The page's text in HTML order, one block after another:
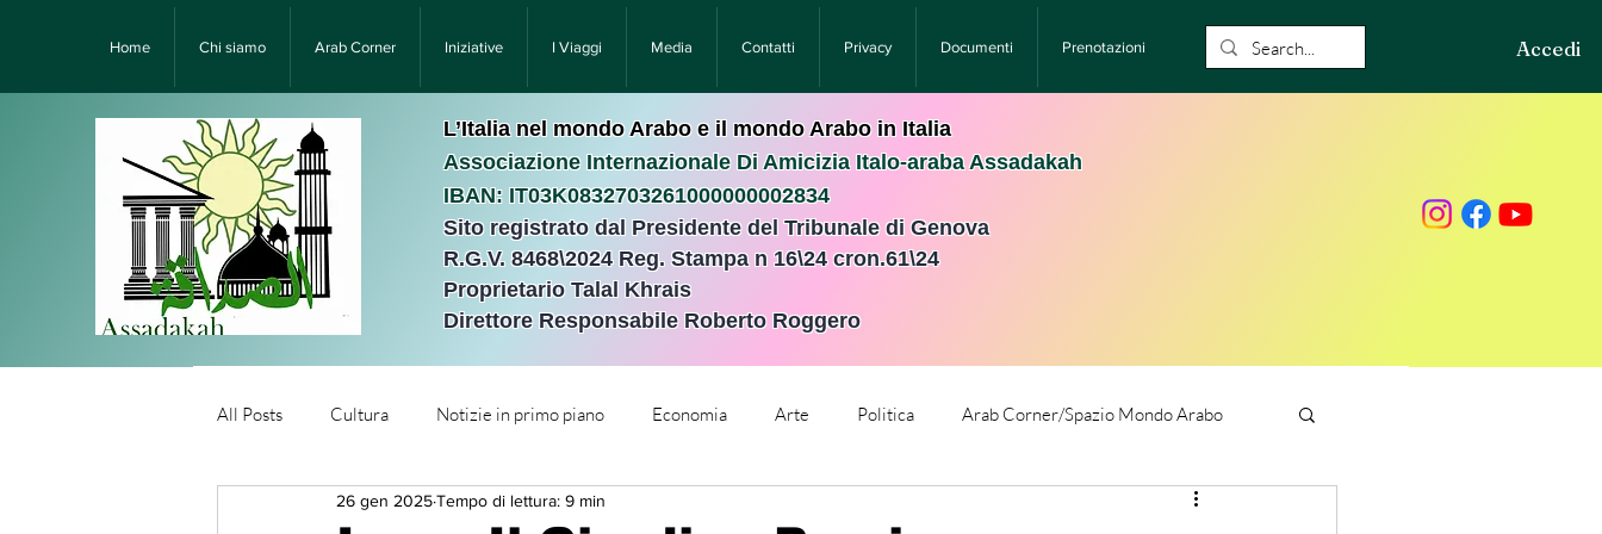
Home Chi siamo Arab Corner Iniziative I Viaggi Media Contatti Privacy Documenti Prenotazioni Accedi
L’Italia nel mondo Arabo e il mondo Arabo in Italia
Associazione Internazionale Di Amicizia Italo-araba Assadakah
IBAN: IT03K0832703261000000002834
Sito registrato dal Presidente del Tribunale di Genova
R.G.V. 8468\2024 Reg. Stampa n 16\24 cron.61\24 ​
Proprietario Talal Khrais
Direttore Responsabile Roberto Roggero
All Posts Cultura Notizie in primo piano Economia Arte Politica Arab Corner/Spazio Mondo Arabo
Նորություններ/Notizie Armene Comunicati Stampa
26 gen 2025Tempo di lettura: 9 min